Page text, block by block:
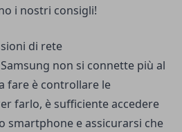
i nostri consigli!
di rete
non si connette più al
fare è controllare le
farlo, è sufficiente accedere
smartphone e assicurarsi che